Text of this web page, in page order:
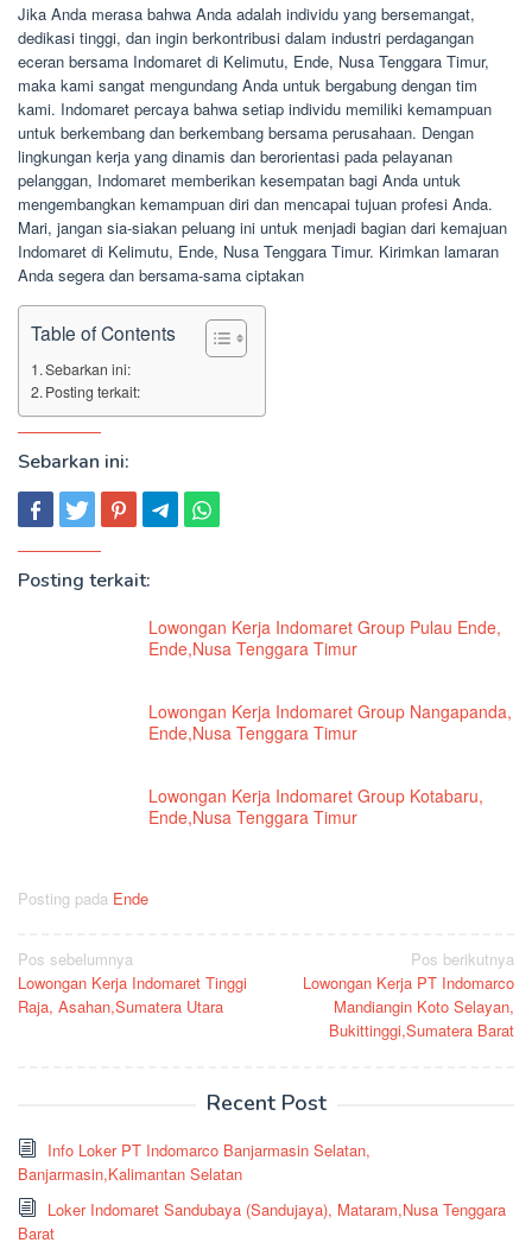
Jika Anda merasa bahwa Anda adalah individu yang bersemangat,
dedikasi tinggi, dan ingin berkontribusi dalam industri perdagangan
eceran bersama Indomaret di Kelimutu, Ende, Nusa Tenggara Timur,
maka kami sangat mengundang Anda untuk bergabung dengan tim
kami. Indomaret percaya bahwa setiap individu memiliki kemampuan
untuk berkembang dan berkembang bersama perusahaan. Dengan
lingkungan kerja yang dinamis dan berorientasi pada pelayanan
pelanggan, Indomaret memberikan kesempatan bagi Anda untuk
mengembangkan kemampuan diri dan mencapai tujuan profesi Anda.
Mari, jangan sia-siakan peluang ini untuk menjadi bagian dari kemajuan
Indomaret di Kelimutu, Ende, Nusa Tenggara Timur. Kirimkan lamaran
Anda segera dan bersama-sama ciptakan
Table of Contents
Sebarkan ini:
Posting terkait:
Sebarkan ini:
Posting terkait:
Lowongan Kerja Indomaret Group Pulau Ende,
Ende,Nusa Tenggara Timur
Lowongan Kerja Indomaret Group Nangapanda,
Ende,Nusa Tenggara Timur
Lowongan Kerja Indomaret Group Kotabaru,
Ende,Nusa Tenggara Timur
Posting pada Ende
Navigasi
pos
Pos sebelumnya
Lowongan Kerja Indomaret Tinggi
Raja, Asahan,Sumatera Utara
Pos berikutnya
Lowongan Kerja PT Indomarco
Mandiangin Koto Selayan,
Bukittinggi,Sumatera Barat
Recent Post
Info Loker PT Indomarco Banjarmasin Selatan,
Banjarmasin,Kalimantan Selatan
Loker Indomaret Sandubaya (Sandujaya), Mataram,Nusa Tenggara
Barat